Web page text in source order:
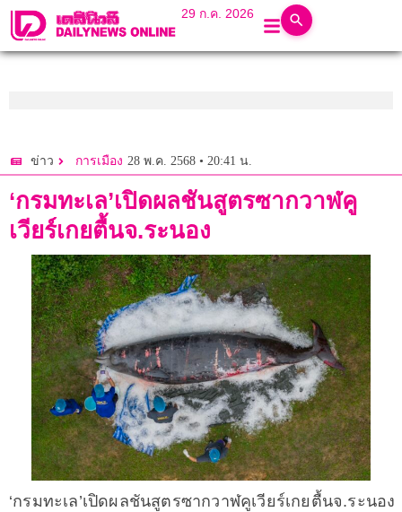
29 ก.ค. 2026
ข่าว การเมือง 28 พ.ค. 2568 • 20:41 น.
‘กรมทะเล’เปิดผลชันสูตรซากวาฬคู
เวียร์เกยตื้นจ.ระนอง
‘กรมทะเล’เปิดผลชันสูตรซากวาฬคูเวียร์เกยตื้นจ.ระนอง